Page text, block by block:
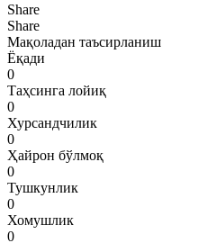
Share
Share
Мақоладан таъсирланиш
Ёқади
0
Таҳсинга лойиқ
0
Хурсандчилик
0
Ҳайрон бўлмоқ
0
Тушкунлик
0
Хомушлик
0